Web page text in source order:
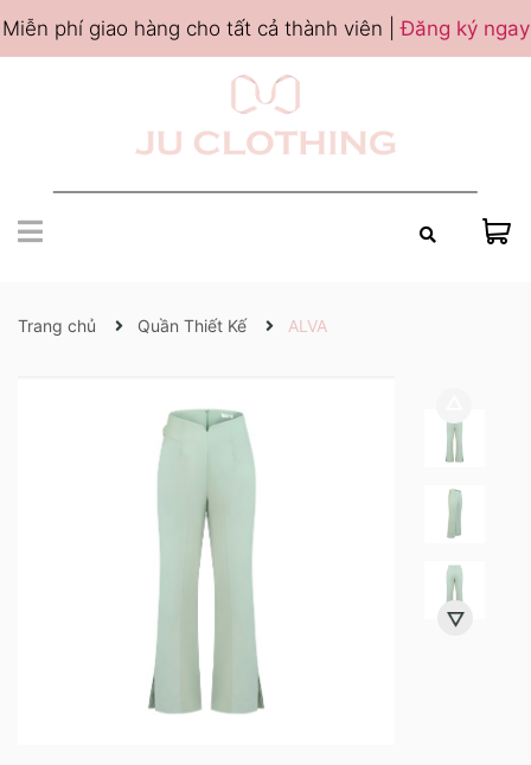
Miễn phí giao hàng cho tất cả thành viên |Đăng ký ngay
Trang chủ Quần Thiết Kế ALVA